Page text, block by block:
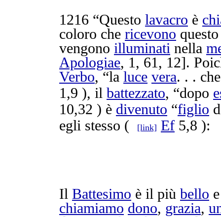
1216 “Questo lavacro è
coloro che ricevono
vengono illuminati nella
Apologiae, 1, 61, 12].
Verbo, “la luce vera. . .
1,9 ), il battezzato, “dopo
10,32 ) è divenuto “figlio
egli stesso (
[link] Ef 5,8 ):
Il Battesimo è il più bello
chiamiamo dono, grazia,